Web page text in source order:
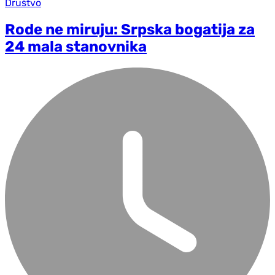
Društvo
Rode ne miruju: Srpska bogatija za
24 mala stanovnika